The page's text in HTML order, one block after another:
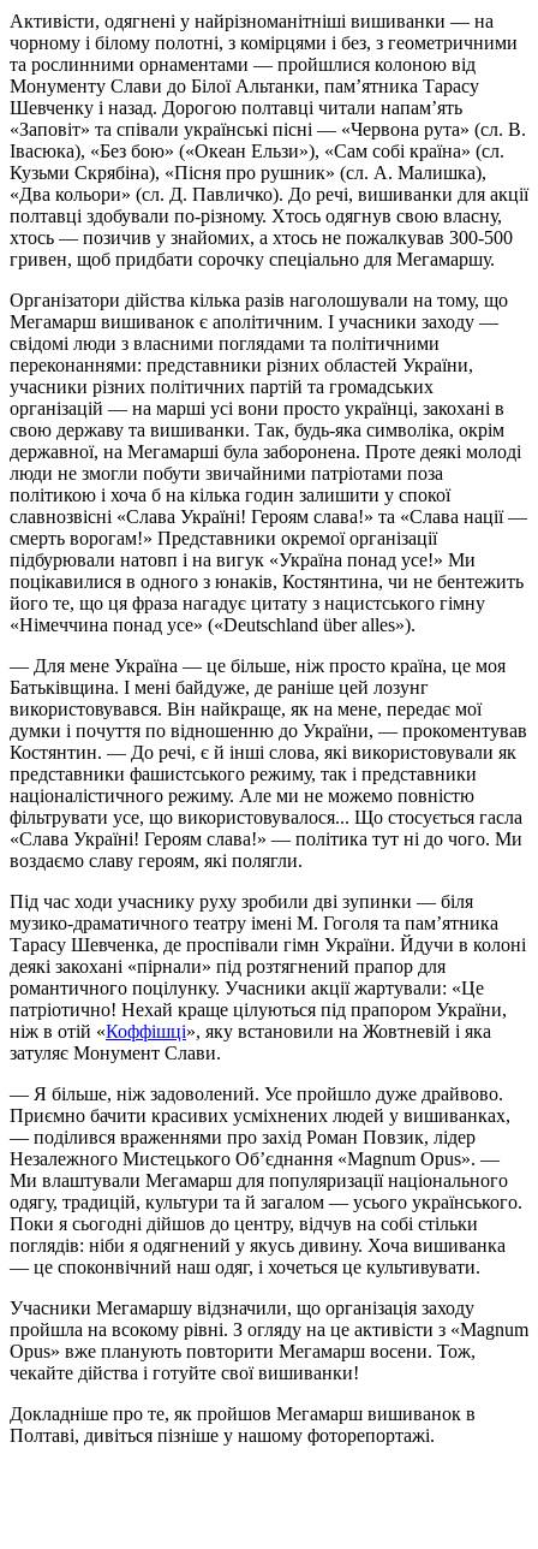
Активісти, одягнені у найрізноманітніші вишиванки — на
чорному і білому полотні, з комірцями і без, з геометричними
та рослинними орнаментами — пройшлися колоною від
Монументу Слави до Білої Альтанки, пам’ятника Тарасу
Шевченку і назад. Дорогою полтавці читали напам’ять
«Заповіт» та співали українські пісні — «Червона рута» (сл. В.
Івасюка), «Без бою» («Океан Ельзи»), «Сам собі країна» (сл.
Кузьми Скрябіна), «Пісня про рушник» (сл. А. Малишка),
«Два кольори» (сл. Д. Павличко). До речі, вишиванки для акції
полтавці здобували по-різному. Хтось одягнув свою власну,
хтось — позичив у знайомих, а хтось не пожалкував 300-500
гривен, щоб придбати сорочку спеціально для Мегамаршу.
Організатори дійства кілька разів наголошували на тому, що
Мегамарш вишиванок є аполітичним. І учасники заходу —
свідомі люди з власними поглядами та політичними
переконаннями: представники різних областей України,
учасники різних політичних партій та громадських
організацій — на марші усі вони просто українці, закохані в
свою державу та вишиванки. Так, будь-яка символіка, окрім
державної, на Мегамарші була заборонена. Проте деякі молоді
люди не змогли побути звичайними патріотами поза
політикою і хоча б на кілька годин залишити у спокої
славнозвісні «Слава Україні! Героям слава!» та «Слава нації —
смерть ворогам!» Представники окремої організації
підбурювали натовп і на вигук «Україна понад усе!» Ми
поцікавилися в одного з юнаків, Костянтина, чи не бентежить
його те, що ця фраза нагадує цитату з нацистського гімну
«Німеччина понад усе» («Deutschland über alles»).
— Для мене Україна — це більше, ніж просто країна, це моя
Батьківщина. І мені байдуже, де раніше цей лозунг
використовувався. Він найкраще, як на мене, передає мої
думки і почуття по відношенню до України, — прокоментував
Костянтин. — До речі, є й інші слова, які використовували як
представники фашистського режиму, так і представники
націоналістичного режиму. Але ми не можемо повністю
фільтрувати усе, що використовувалося... Що стосується гасла
«Слава Україні! Героям слава!» — політика тут ні до чого. Ми
воздаємо славу героям, які полягли.
Під час ходи учаснику руху зробили дві зупинки — біля
музико-драматичного театру імені М. Гоголя та пам’ятника
Тарасу Шевченка, де проспівали гімн України. Йдучи в колоні
деякі закохані «пірнали» під розтягнений прапор для
романтичного поцілунку. Учасники акції жартували: «Це
патріотично! Нехай краще цілуються під прапором України,
ніж в отій «Коффішці», яку встановили на Жовтневій і яка
затуляє Монумент Слави.
— Я більше, ніж задоволений. Усе пройшло дуже драйвово.
Приємно бачити красивих усміхнених людей у вишиванках,
— поділився враженнями про захід Роман Повзик, лідер
Незалежного Мистецького Об’єднання «Magnum Opus». —
Ми влаштували Мегамарш для популяризації національного
одягу, традицій, культури та й загалом — усього українського.
Поки я сьогодні дійшов до центру, відчув на собі стільки
поглядів: ніби я одягнений у якусь дивину. Хоча вишиванка
— це споконвічний наш одяг, і хочеться це культивувати.
Учасники Мегамаршу відзначили, що організація заходу
пройшла на всокому рівні. З огляду на це активісти з «Magnum
Opus» вже планують повторити Мегамарш восени. Тож,
чекайте дійства і готуйте свої вишиванки!
Докладніше про те, як пройшов Мегамарш вишиванок в
Полтаві, дивіться пізніше у нашому фоторепортажі.